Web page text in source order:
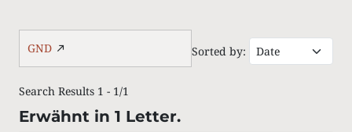
GND Sorted by:
Search Results 1 - 1/1
Erwähnt in 1 Letter.